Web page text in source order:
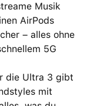
Musik
AirPods
– alles ohne
5G
die Ultra 3 gibt
mit